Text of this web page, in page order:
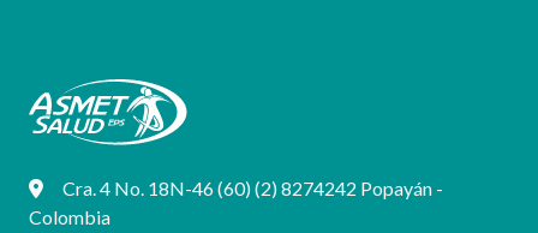
Cra. 4 No. 18N-46 (60) (2) 8274242 Popayán -
Colombia